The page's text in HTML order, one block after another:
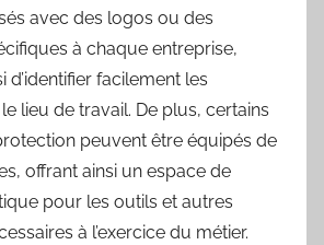
avec des logos ou des
à chaque entreprise,
d’identifier facilement les
lieu de travail. De plus, certains
peuvent être équipés de
offrant ainsi un espace de
pour les outils et autres
à l’exercice du métier.